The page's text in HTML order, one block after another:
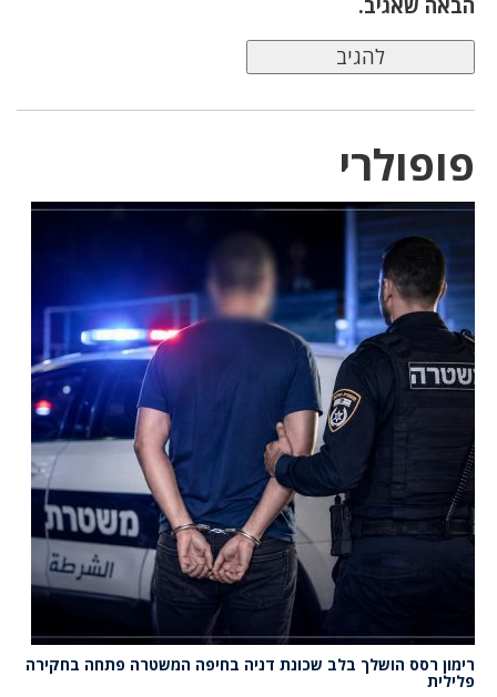
הבאה שאגיב.
פופולרי
רימון רסס הושלך בלב שכונת דניה בחיפה המשטרה פתחה בחקירה
פלילית